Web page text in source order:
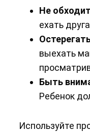
Не
ехать
выехать
Быть
Ребенок
Используйте